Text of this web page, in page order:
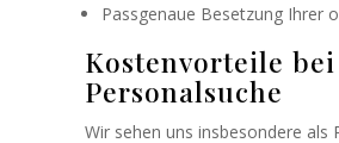
Passgenaue Besetzung Ihrer
Kostenvorteile
Personalsuche
Wir sehen uns insbesondere als